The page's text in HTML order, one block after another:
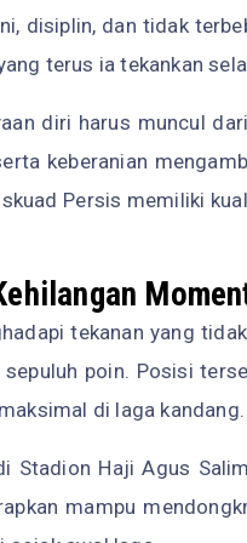
disiplin, dan tidak
terus ia tekankan
diri harus muncul
keberanian
Persis memiliki
tekanan yang
poin. Posisi
di laga kandang.
Stadion Haji Agus
mampu